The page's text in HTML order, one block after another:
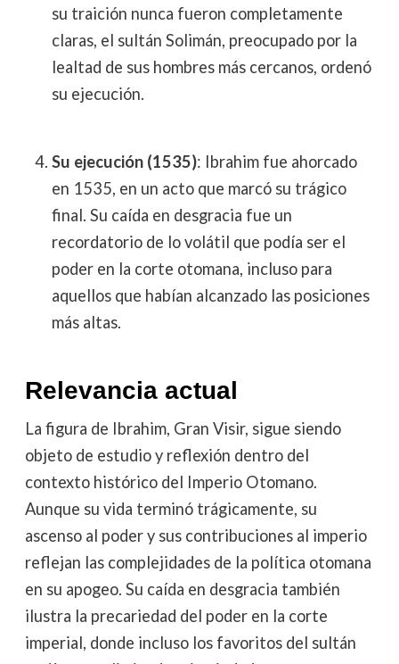
su traición nunca fueron completamente
claras, el sultán Solimán, preocupado por la
lealtad de sus hombres más cercanos, ordenó
su ejecución.
Su ejecución (1535): Ibrahim fue ahorcado
en 1535, en un acto que marcó su trágico
final. Su caída en desgracia fue un
recordatorio de lo volátil que podía ser el
poder en la corte otomana, incluso para
aquellos que habían alcanzado las posiciones
más altas.
Relevancia actual
La figura de Ibrahim, Gran Visir, sigue siendo
objeto de estudio y reflexión dentro del
contexto histórico del Imperio Otomano.
Aunque su vida terminó trágicamente, su
ascenso al poder y sus contribuciones al imperio
reflejan las complejidades de la política otomana
en su apogeo. Su caída en desgracia también
ilustra la precariedad del poder en la corte
imperial, donde incluso los favoritos del sultán